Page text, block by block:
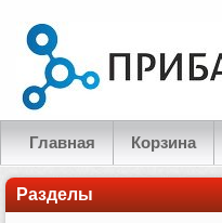
Главная Корзина
Разделы